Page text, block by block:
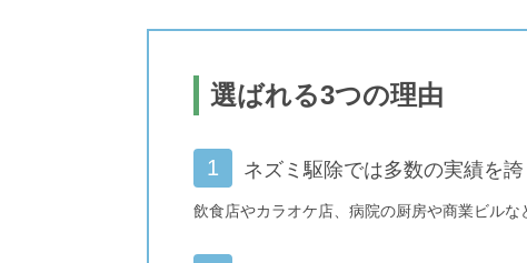
選ばれる3つの理由
ネズミ駆除では多数の実績を
飲食店やカラオケ店、病院の厨房や商業ビル